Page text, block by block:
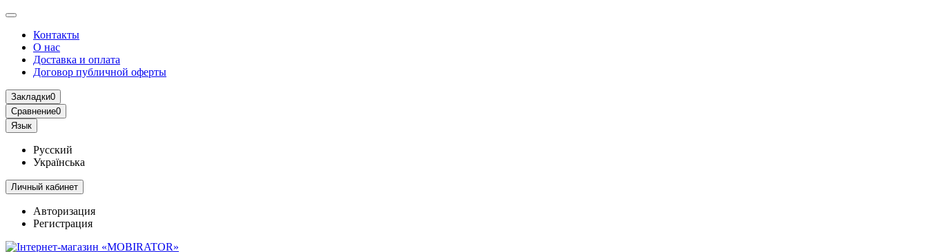
Контакты
О нас
Доставка и оплата
Договор публичной оферты
Закладки0
Сравнение0
Язык
Русский
Українська
Личный кабинет
Авторизация
Регистрация